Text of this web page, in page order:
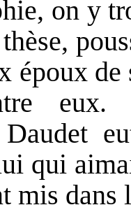
on y
époux
eux.
Daudet
qui
mis dans